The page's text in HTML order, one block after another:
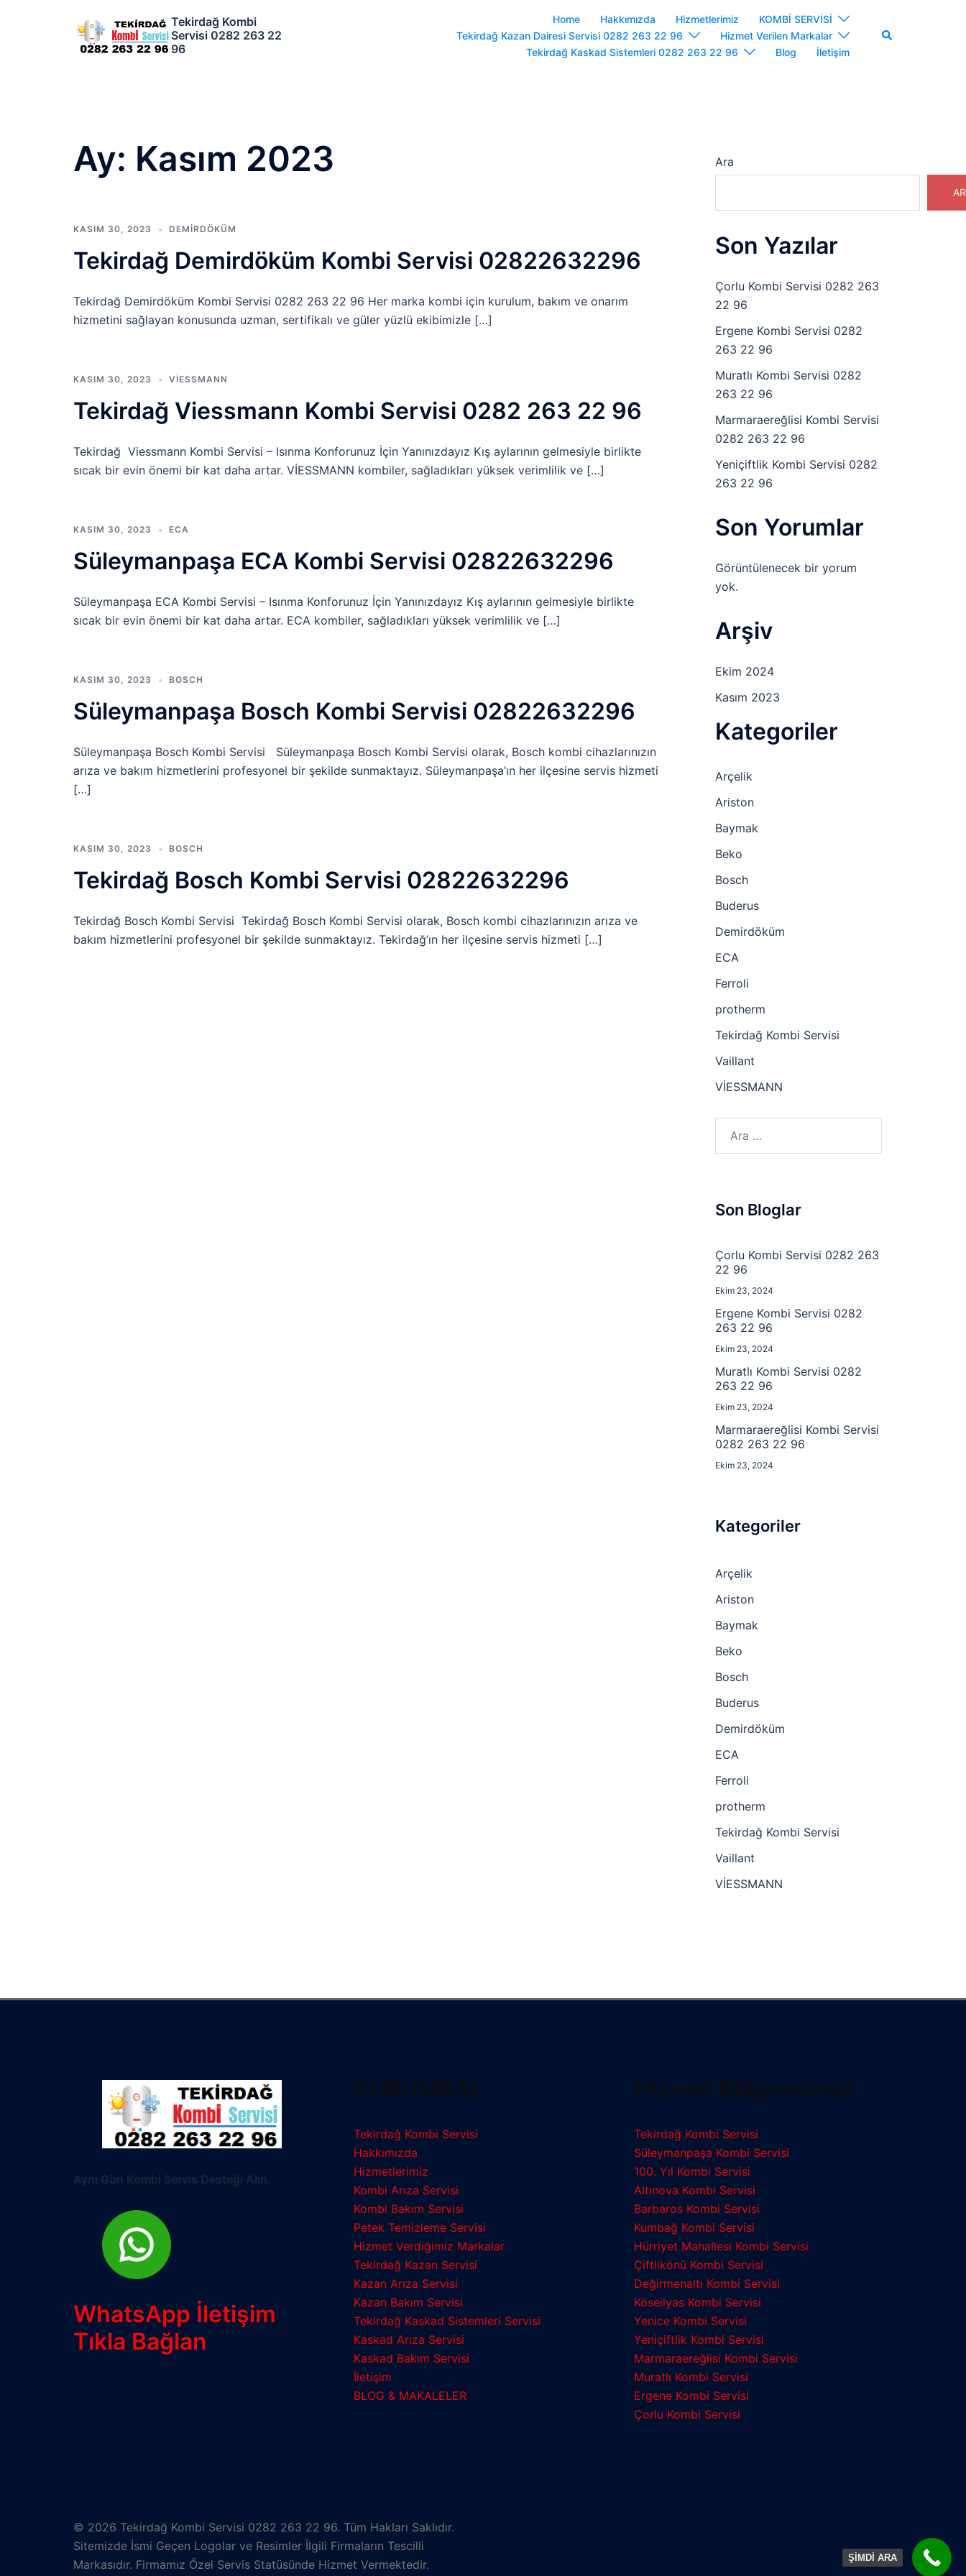
Tekirdağ Kombi
Servisi 0282 263 22
96
Home Hakkımızda Hizmetlerimiz
KOMBİ SERVİSİ
Tekirdağ Kazan Dairesi Servisi 0282 263 22 96
Hizmet Verilen Markalar
Tekirdağ Kaskad Sistemleri 0282 263 22 96
Blog İletişim
Search
Ay: Kasım 2023
KASIM 30, 2023 DEMIRDÖKÜM
Tekirdağ Demirdöküm Kombi Servisi 02822632296
Tekirdağ Demirdöküm Kombi Servisi 0282 263 22 96 Her marka kombi için kurulum, bakım ve onarım
hizmetini sağlayan konusunda uzman, sertifikalı ve güler yüzlü ekibimizle […]
KASIM 30, 2023 VİESSMANN
Tekirdağ Viessmann Kombi Servisi 0282 263 22 96
Tekirdağ Viessmann Kombi Servisi – Isınma Konforunuz İçin Yanınızdayız Kış aylarının gelmesiyle birlikte
sıcak bir evin önemi bir kat daha artar. VİESSMANN kombiler, sağladıkları yüksek verimlilik ve […]
KASIM 30, 2023 ECA
Süleymanpaşa ECA Kombi Servisi 02822632296
Süleymanpaşa ECA Kombi Servisi – Isınma Konforunuz İçin Yanınızdayız Kış aylarının gelmesiyle birlikte
sıcak bir evin önemi bir kat daha artar. ECA kombiler, sağladıkları yüksek verimlilik ve […]
KASIM 30, 2023 BOSCH
Süleymanpaşa Bosch Kombi Servisi 02822632296
Süleymanpaşa Bosch Kombi Servisi Süleymanpaşa Bosch Kombi Servisi olarak, Bosch kombi cihazlarınızın
arıza ve bakım hizmetlerini profesyonel bir şekilde sunmaktayız. Süleymanpaşa’ın her ilçesine servis hizmeti
[…]
KASIM 30, 2023 BOSCH
Tekirdağ Bosch Kombi Servisi 02822632296
Tekirdağ Bosch Kombi Servisi Tekirdağ Bosch Kombi Servisi olarak, Bosch kombi cihazlarınızın arıza ve
bakım hizmetlerini profesyonel bir şekilde sunmaktayız. Tekirdağ’ın her ilçesine servis hizmeti […]
Ara
Son Yazılar
Çorlu Kombi Servisi 0282 263
22 96
Ergene Kombi Servisi 0282
263 22 96
Muratlı Kombi Servisi 0282
263 22 96
Marmaraereğlisi Kombi Servisi
0282 263 22 96
Yeniçiftlik Kombi Servisi 0282
263 22 96
Son Yorumlar
Görüntülenecek bir yorum
yok.
Arşiv
Ekim 2024
Kasım 2023
Kategoriler
Arçelik
Ariston
Baymak
Beko
Bosch
Buderus
Demirdöküm
ECA
Ferroli
protherm
Tekirdağ Kombi Servisi
Vaillant
VİESSMANN
Son Bloglar
Çorlu Kombi Servisi 0282 263
22 96
Ekim 23, 2024
Ergene Kombi Servisi 0282
263 22 96
Ekim 23, 2024
Muratlı Kombi Servisi 0282
263 22 96
Ekim 23, 2024
Marmaraereğlisi Kombi Servisi
0282 263 22 96
Ekim 23, 2024
Kategoriler
Arçelik
Ariston
Baymak
Beko
Bosch
Buderus
Demirdöküm
ECA
Ferroli
protherm
Tekirdağ Kombi Servisi
Vaillant
VİESSMANN
Aynı Gün Kombi Servis Desteği Alın.
WhatsApp İletişim
Tıkla Bağlan
KURUMSAL
Tekirdağ Kombi Servisi
Hakkımızda
Hizmetlerimiz
Kombi Arıza Servisi
Kombi Bakım Servisi
Petek Temizleme Servisi
Hizmet Verdiğimiz Markalar
Tekirdağ Kazan Servisi
Kazan Arıza Servisi
Kazan Bakım Servisi
Tekirdağ Kaskad Sistemleri Servisi
Kaskad Arıza Servisi
Kaskad Bakım Servisi
İletişim
BLOG & MAKALELER
Hizmet Bölgelerimiz
Tekirdağ Kombi Servisi
Süleymanpaşa Kombi Servisi
100. Yıl Kombi Servisi
Altınova Kombi Servisi
Barbaros Kombi Servisi
Kumbağ Kombi Servisi
Hürriyet Mahallesi Kombi Servisi
Çiftlikönü Kombi Servisi
Değirmenaltı Kombi Servisi
Köseilyas Kombi Servisi
Yenice Kombi Servisi
Yeniçiftlik Kombi Servisi
Marmaraereğlisi Kombi Servisi
Muratlı Kombi Servisi
Ergene Kombi Servisi
Çorlu Kombi Servisi
© 2026 Tekirdağ Kombi Servisi 0282 263 22 96. Tüm Hakları Saklıdır.
Sitemizde İsmi Geçen Logolar ve Resimler İlgili Firmaların Tescilli
Markasıdır. Firmamız Özel Servis Statüsünde Hizmet Vermektedir.
ŞİMDİ ARA